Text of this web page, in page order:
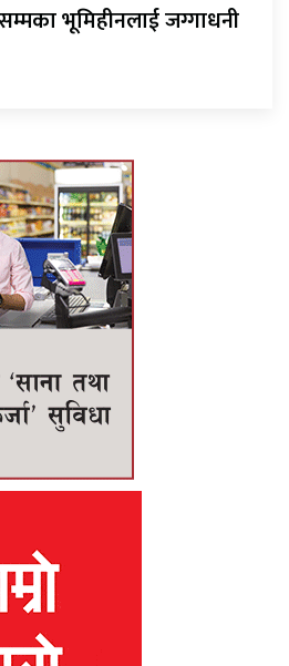
भूमिहीनलाई जग्गाधनी